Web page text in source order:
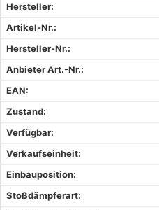
Hersteller:
Artikel-Nr.:
Hersteller-Nr.:
Anbieter Art.-Nr.:
EAN:
Zustand:
Verfügbar:
Verkaufseinheit:
Einbauposition:
Stoßdämpferart: